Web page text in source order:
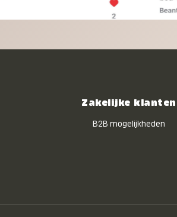
Zakelijke klanten
B2B mogelijkheden